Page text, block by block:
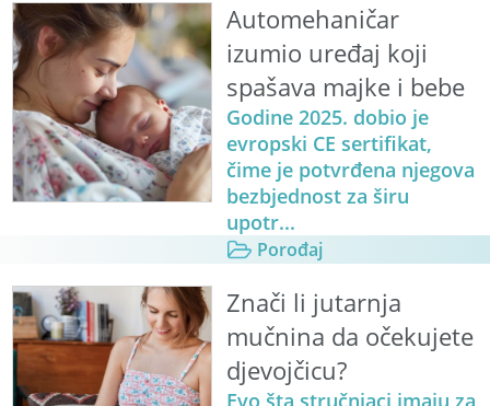
Automehaničar
izumio uređaj koji
spašava majke i bebe
Godine 2025. dobio je
evropski CE sertifikat,
čime je potvrđena njegova
bezbjednost za širu
upotr...
Porođaj
Znači li jutarnja
mučnina da očekujete
djevojčicu?
Evo šta stručnjaci imaju za